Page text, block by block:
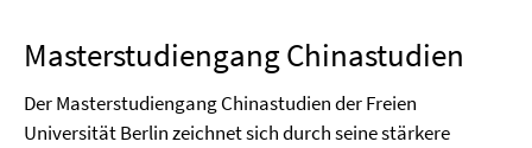
Masterstudiengang Chinastudien
Der Masterstudiengang Chinastudien der Freien
Universität Berlin zeichnet sich durch seine stärkere